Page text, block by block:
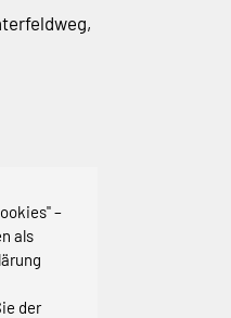
–
als
der